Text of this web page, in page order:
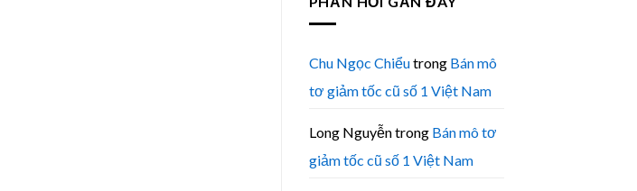
Chu Ngọc Chiểutrong Bán mô
tơ giảm tốc cũ số 1 Việt Nam
Long Nguyễntrong Bán mô tơ
giảm tốc cũ số 1 Việt Nam